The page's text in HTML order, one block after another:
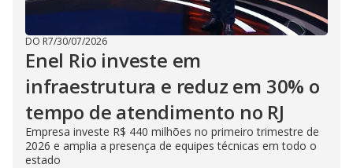
DO R7/30/07/2026
Enel Rio investe em
infraestrutura e reduz em 30% o
tempo de atendimento no RJ
Empresa investe R$ 440 milhões no primeiro trimestre de
2026 e amplia a presença de equipes técnicas em todo o
estado